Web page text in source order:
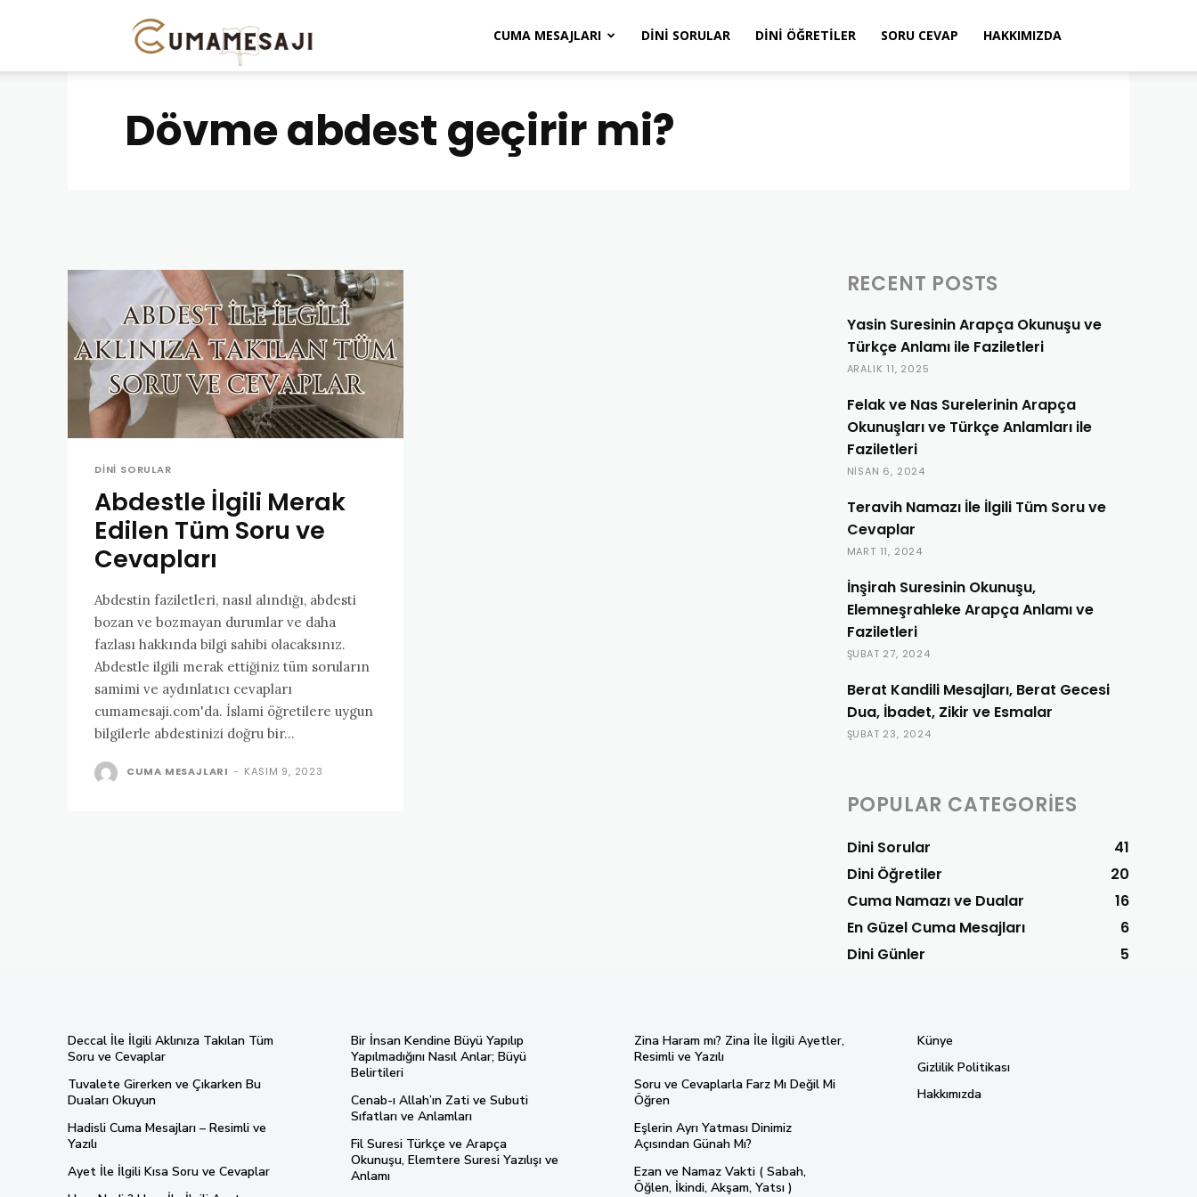
CUMA MESAJLARI DINI SORULAR DINI ÖĞRETILER SORU CEVAP HAKKIMIZDA
Dövme abdest geçirir mi?
DINI SORULAR
Abdestle İlgili Merak
Edilen Tüm Soru ve
Cevapları
Abdestin faziletleri, nasıl alındığı, abdesti
bozan ve bozmayan durumlar ve daha
fazlası hakkında bilgi sahibi olacaksınız.
Abdestle ilgili merak ettiğiniz tüm soruların
samimi ve aydınlatıcı cevapları
cumamesaji.com'da. İslami öğretilere uygun
bilgilerle abdestinizi doğru bir...
CUMA MESAJLARI - KASIM 9, 2023
RECENT POSTS
Yasin Suresinin Arapça Okunuşu ve
Türkçe Anlamı ile Faziletleri
ARALIK 11, 2025
Felak ve Nas Surelerinin Arapça
Okunuşları ve Türkçe Anlamları ile
Faziletleri
NISAN 6, 2024
Teravih Namazı İle İlgili Tüm Soru ve
Cevaplar
MART 11, 2024
İnşirah Suresinin Okunuşu,
Elemneşrahleke Arapça Anlamı ve
Faziletleri
ŞUBAT 27, 2024
Berat Kandili Mesajları, Berat Gecesi
Dua, İbadet, Zikir ve Esmalar
ŞUBAT 23, 2024
POPULAR CATEGORIES
Dini Sorular
41
Dini Öğretiler
20
Cuma Namazı ve Dualar
16
En Güzel Cuma Mesajları
6
Dini Günler
5
Deccal İle İlgili Aklınıza Takılan Tüm
Soru ve Cevaplar
Tuvalete Girerken ve Çıkarken Bu
Duaları Okuyun
Hadisli Cuma Mesajları – Resimli ve
Yazılı
Ayet İle İlgili Kısa Soru ve Cevaplar
Bir İnsan Kendine Büyü Yapılıp
Yapılmadığını Nasıl Anlar; Büyü
Belirtileri
Cenab-ı Allah’ın Zati ve Subuti
Sıfatları ve Anlamları
Fil Suresi Türkçe ve Arapça
Okunuşu, Elemtere Suresi Yazılışı ve
Anlamı
Zina Haram mı? Zina İle İlgili Ayetler,
Resimli ve Yazılı
Soru ve Cevaplarla Farz Mı Değil Mi
Öğren
Eşlerin Ayrı Yatması Dinimiz
Açısından Günah Mı?
Ezan ve Namaz Vakti ( Sabah,
Öğlen, İkindi, Akşam, Yatsı )
Künye
Gizlilik Politikası
Hakkımızda